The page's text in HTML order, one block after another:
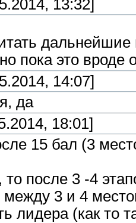
13:32]
пока это вроде
14:07]
да
18:01]
15 бал (3
то после 3 -4
3 и 4
лидера (как то